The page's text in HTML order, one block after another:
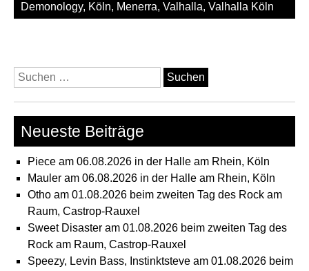
Demonology, Köln, Menerra, Valhalla, Valhalla Köln
Suchen
nach:
Neueste Beiträge
Piece am 06.08.2026 in der Halle am Rhein, Köln
Mauler am 06.08.2026 in der Halle am Rhein, Köln
Otho am 01.08.2026 beim zweiten Tag des Rock am
Raum, Castrop-Rauxel
Sweet Disaster am 01.08.2026 beim zweiten Tag des
Rock am Raum, Castrop-Rauxel
Speezy, Levin Bass, Instinktsteve am 01.08.2026 beim